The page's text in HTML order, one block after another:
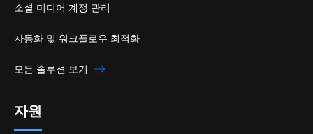
소셜 미디어 계정 관리
자동화 및 워크플로우 최적화
모든 솔루션 보기
자원